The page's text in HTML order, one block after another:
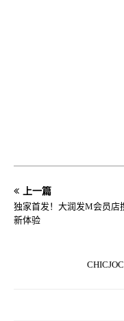
上一篇
独家首发！大润发M会员店
新体验